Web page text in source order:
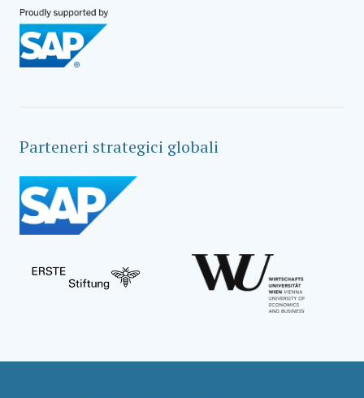
Parteneri strategici globali